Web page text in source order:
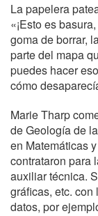
La papelera
«¡Esto es
goma de borrar,
parte del mapa
puedes hacer
cómo
Marie Tharp
de Geología de
en Matemáticas
contrataron para
auxiliar técnica.
gráficas, etc.
datos, por